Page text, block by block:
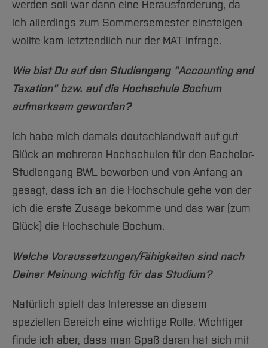
werden soll war dann eine Herausforderung, da
ich allerdings zum Sommersemester einsteigen
wollte kam letztendlich nur der MAT infrage.
Wie bist Du auf den Studiengang "Accounting and
Taxation" bzw. auf die Hochschule Bochum
aufmerksam geworden?
Ich habe mich damals deutschlandweit auf gut
Glück an mehreren Hochschulen für den Bachelor-
Studiengang BWL beworben und von Anfang an
gesagt, dass ich an die Hochschule gehe von der
ich die erste Zusage bekomme und das war (zum
Glück) die Hochschule Bochum.
Welche Voraussetzungen/Fähigkeiten sind nach
Deiner Meinung wichtig für das Studium?
Natürlich spielt das Interesse an diesem
speziellen Bereich eine wichtige Rolle. Wichtiger
finde ich aber, dass man Spaß daran hat sich mit